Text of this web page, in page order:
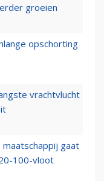
groeien
opschorting
vrachtvlucht
maatschappij gaat
100-vloot